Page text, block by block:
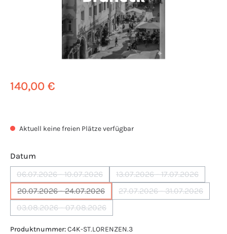
140,00 €
Aktuell keine freien Plätze verfügbar
Datum
06.07.2026 - 10.07.2026
(Diese Option ist zurzeit nicht verfügbar.)
13.07.2026 - 17.07.2026
(Diese Option ist
20.07.2026 - 24.07.2026
(Diese Option ist zurzeit nicht verfügbar.)
27.07.2026 - 31.07.2026
03.08.2026 - 07.08.2026
(Diese Option ist zurzeit nicht verfügbar.)
Produktnummer:C4K-ST.LORENZEN.3